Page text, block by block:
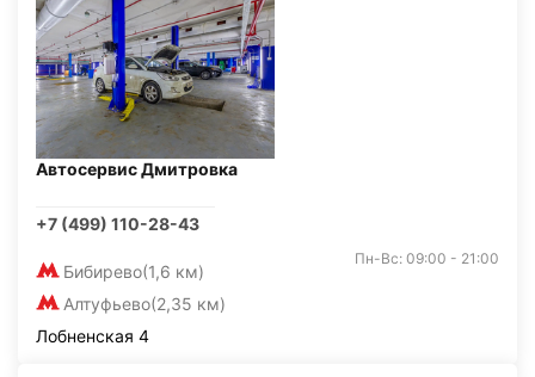
Автосервис Дмитровка
+7 (499) 110-28-43
Бибирево(1,6 км)
Алтуфьево(2,35 км)
Пн-Вс: 09:00 - 21:00
Лобненская 4